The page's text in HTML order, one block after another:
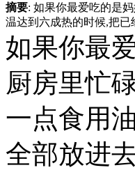
摘要: 如果你最爱吃的是
温达到六成热的时候,把
如果你最
厨房里忙
一点食用
全部放进